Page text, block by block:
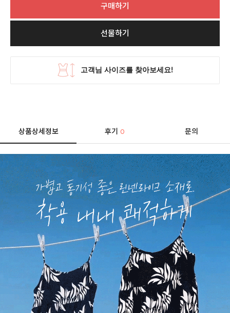
구매하기
선물하기
상품상세정보 후기0 문의